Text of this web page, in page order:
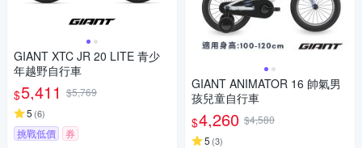
GIANT XTC JR 20 LITE 青少
年越野自行車
$5,411 $5,769
5 (6)
挑戰低價 券
GIANT ANIMATOR 16 帥氣男
孩兒童自行車
$4,260 $4,580
5 (3)